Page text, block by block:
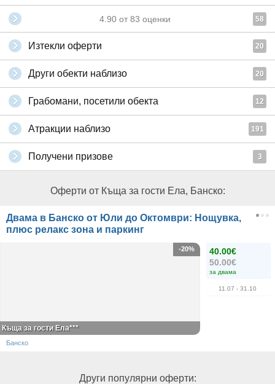
4.90 от 83 оценки 58
Изтекли оферти 20
Други обекти наблизо 20
Грабомани, посетили обекта 12
Атракции наблизо 191
Получени призове 3
Оферти от Къща за гости Ела, Банско:
Двама в Банско от Юли до Октомври: Нощувка,
плюс релакс зона и паркинг
40.00€
50.00€
за двама
11.07 - 31.10
-20%
Къща за гости Ела***
Банско
Други популярни оферти: